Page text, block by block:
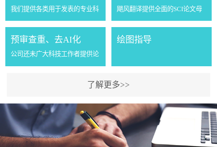
我们提供各类用于发表的专业科
技论文翻译服务，特色专业：气
象及相关交叉学科的专业论文翻
译服务。公司成立八年来为国内
飓风翻译提供全面的SCI论文母
语润色服务，我们会根据您的稿
件的研究内容，邀请同行专家和
预审查重、去AI化
公司还未广大科技工作者提供论
文的预审、查重、降重、去AI化
等一站式服务。 现在的期刊一般
期。有些文章到最后因为重复率
偏高、...
绘图指导
了解更多>>